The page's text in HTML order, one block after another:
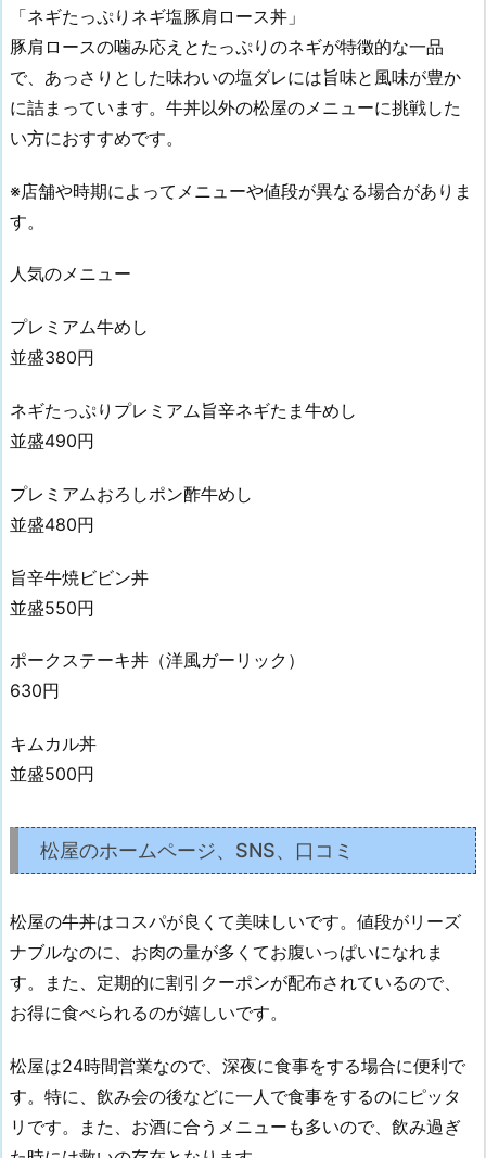
「ネギたっぷりネギ塩豚肩ロース丼」
豚肩ロースの噛み応えとたっぷりのネギが特徴的な一品
で、あっさりとした味わいの塩ダレには旨味と風味が豊か
に詰まっています。牛丼以外の松屋のメニューに挑戦した
い方におすすめです。
※店舗や時期によってメニューや値段が異なる場合がありま
す。
人気のメニュー
プレミアム牛めし
並盛380円
ネギたっぷりプレミアム旨辛ネギたま牛めし
並盛490円
プレミアムおろしポン酢牛めし
並盛480円
旨辛牛焼ビビン丼
並盛550円
ポークステーキ丼（洋風ガーリック）
630円
キムカル丼
並盛500円
松屋のホームページ、SNS、口コミ
松屋の牛丼はコスパが良くて美味しいです。値段がリーズ
ナブルなのに、お肉の量が多くてお腹いっぱいになれま
す。また、定期的に割引クーポンが配布されているので、
お得に食べられるのが嬉しいです。
松屋は24時間営業なので、深夜に食事をする場合に便利で
す。特に、飲み会の後などに一人で食事をするのにピッタ
リです。また、お酒に合うメニューも多いので、飲み過ぎ